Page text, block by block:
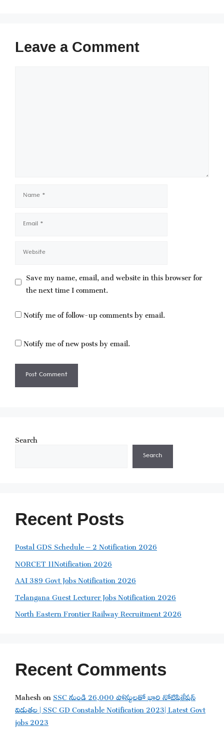
Leave a Comment
Name
Email
Website
Save my name, email, and website in this browser for
the next time I comment.
Notify me of follow-up comments by email.
Notify me of new posts by email.
Search
Search
Recent Posts
Postal GDS Schedule – 2 Notification 2026
NORCET 11Notification 2026
AAI 389 Govt Jobs Notification 2026
Telangana Guest Lecturer Jobs Notification 2026
North Eastern Frontier Railway Recruitment 2026
Recent Comments
MaheshonSSC నుండి 26,000 పోస్టులతో భారి నోటిఫికేషన్
విడుతల | SSC GD Constable Notification 2023| Latest Govt
jobs 2023